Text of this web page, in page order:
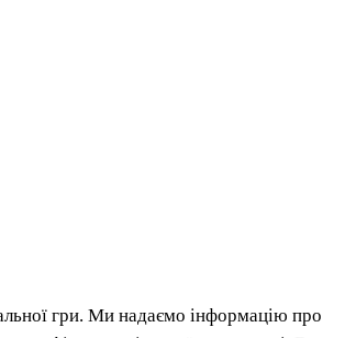
гри. Ми надаємо інформацію про